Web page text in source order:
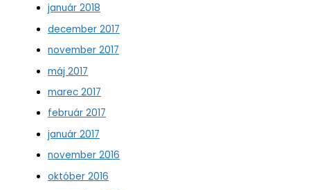
január 2018
december 2017
november 2017
máj 2017
marec 2017
február 2017
január 2017
november 2016
október 2016